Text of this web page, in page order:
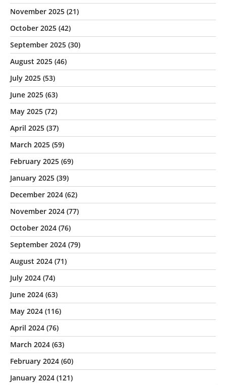
November 2025 (21)
October 2025 (42)
September 2025 (30)
August 2025 (46)
July 2025 (53)
June 2025 (63)
May 2025 (72)
April 2025 (37)
March 2025 (59)
February 2025 (69)
January 2025 (39)
December 2024 (62)
November 2024 (77)
October 2024 (76)
September 2024 (79)
August 2024 (71)
July 2024 (74)
June 2024 (63)
May 2024 (116)
April 2024 (76)
March 2024 (63)
February 2024 (60)
January 2024 (121)